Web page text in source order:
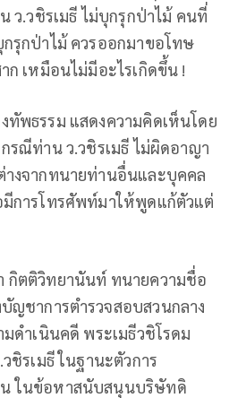
ว.วชิรเมธี ไม่บุกรุกป่าไม้ คนที่
รุกป่าไม้ ควรออกมาขอโทษ
ก เหมือนไม่มีอะไรเกิดขึ้น !
ทัพธรรม แสดงความคิดเห็นโดย
รณีท่าน ว.วชิรเมธี ไม่ผิดอาญา
างจากทนายท่านอื่นและบุคคล
มีการโทรศัพท์มาให้พูดแก้ตัวแต่
กิตติวิทยานันท์ ทนายความชื่อ
ญชาการตำรวจสอบสวนกลาง
ดำเนินคดี พระเมธีวชิโรดม
ชิรเมธี ในฐานะตัวการ
ในข้อหาสนับสนุนบริษัทดิ